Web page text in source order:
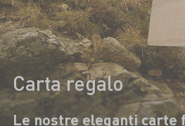
Carta regalo
Le nostre eleganti carte